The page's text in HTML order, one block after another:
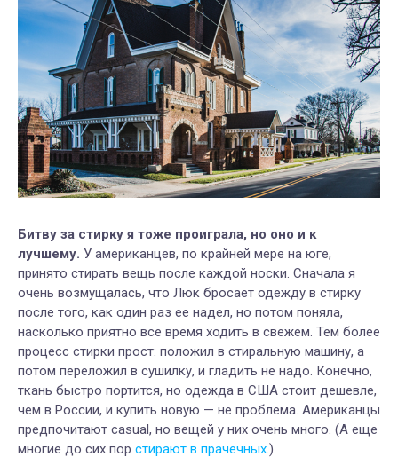
Битву за стирку я тоже проиграла, но оно и к
лучшему. У американцев, по крайней мере на юге,
принято стирать вещь после каждой носки. Сначала я
очень возмущалась, что Люк бросает одежду в стирку
после того, как один раз ее надел, но потом поняла,
насколько приятно все время ходить в свежем. Тем более
процесс стирки прост: положил в стиральную машину, а
потом переложил в сушилку, и гладить не надо. Конечно,
ткань быстро портится, но одежда в США стоит дешевле,
чем в России, и купить новую — не проблема. Американцы
предпочитают casual, но вещей у них очень много. (А еще
многие до сих пор стирают в прачечных.)